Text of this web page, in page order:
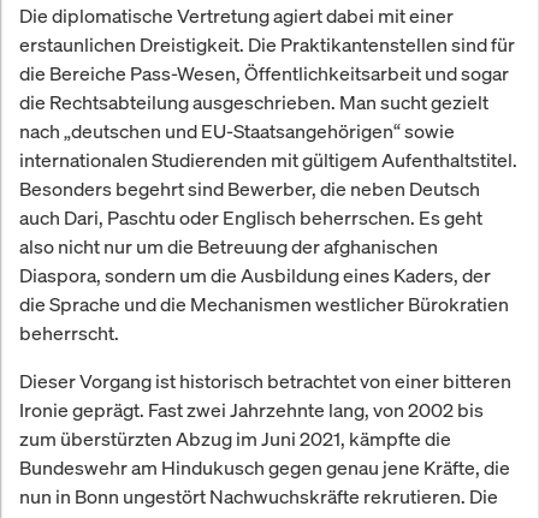
Die diplomatische Vertretung agiert dabei mit einer
erstaunlichen Dreistigkeit. Die Praktikantenstellen sind für
die Bereiche Pass-Wesen, Öffentlichkeitsarbeit und sogar
die Rechtsabteilung ausgeschrieben. Man sucht gezielt
nach „deutschen und EU-Staatsangehörigen“ sowie
internationalen Studierenden mit gültigem Aufenthaltstitel.
Besonders begehrt sind Bewerber, die neben Deutsch
auch Dari, Paschtu oder Englisch beherrschen. Es geht
also nicht nur um die Betreuung der afghanischen
Diaspora, sondern um die Ausbildung eines Kaders, der
die Sprache und die Mechanismen westlicher Bürokratien
beherrscht.
Dieser Vorgang ist historisch betrachtet von einer bitteren
Ironie geprägt. Fast zwei Jahrzehnte lang, von 2002 bis
zum überstürzten Abzug im Juni 2021, kämpfte die
Bundeswehr am Hindukusch gegen genau jene Kräfte, die
nun in Bonn ungestört Nachwuchskräfte rekrutieren. Die